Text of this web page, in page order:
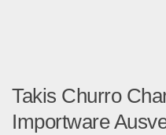
Takis Churro
Importware